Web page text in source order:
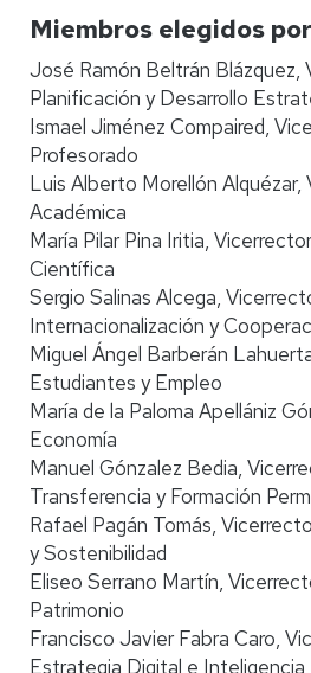
Miembros elegidos
José Ramón Beltrán Blázquez,
Planificación y Desarrollo
Ismael Jiménez Compaired,
Profesorado
Luis Alberto Morellón
Académica
María Pilar Pina Iritia,
Científica
Sergio Salinas Alcega,
Internacionalización y
Miguel Ángel Barberán
Estudiantes y Empleo
María de la Paloma Apellániz
Economía
Manuel Gónzalez Bedia,
Transferencia y Formación
Rafael Pagán Tomás,
y Sostenibilidad
Eliseo Serrano Martín,
Patrimonio
Francisco Javier Fabra Caro,
Estrategia Digital e Inteligencia